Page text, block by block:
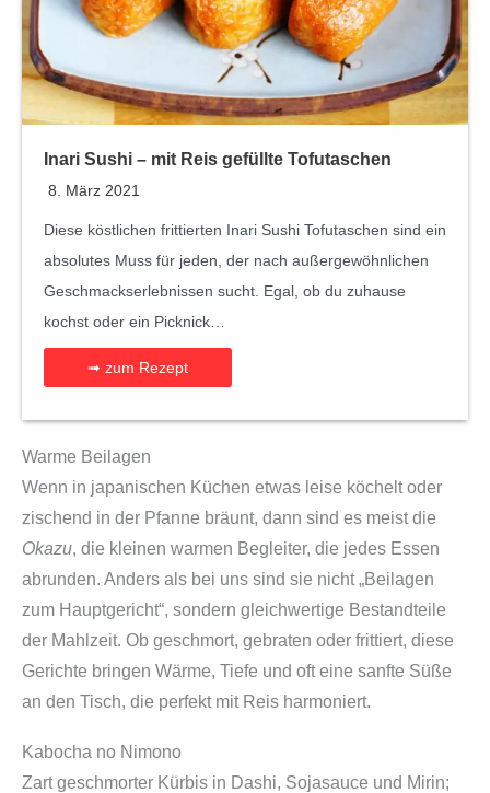
Inari Sushi – mit Reis gefüllte Tofutaschen
8. März 2021
Diese köstlichen frittierten Inari Sushi Tofutaschen sind ein
absolutes Muss für jeden, der nach außergewöhnlichen
Geschmackserlebnissen sucht. Egal, ob du zuhause
kochst oder ein Picknick…
➟ zum Rezept
Warme Beilagen
Wenn in japanischen Küchen etwas leise köchelt oder
zischend in der Pfanne bräunt, dann sind es meist die
Okazu, die kleinen warmen Begleiter, die jedes Essen
abrunden. Anders als bei uns sind sie nicht „Beilagen
zum Hauptgericht“, sondern gleichwertige Bestandteile
der Mahlzeit. Ob geschmort, gebraten oder frittiert, diese
Gerichte bringen Wärme, Tiefe und oft eine sanfte Süße
an den Tisch, die perfekt mit Reis harmoniert.
Kabocha no Nimono
Zart geschmorter Kürbis in Dashi, Sojasauce und Mirin;